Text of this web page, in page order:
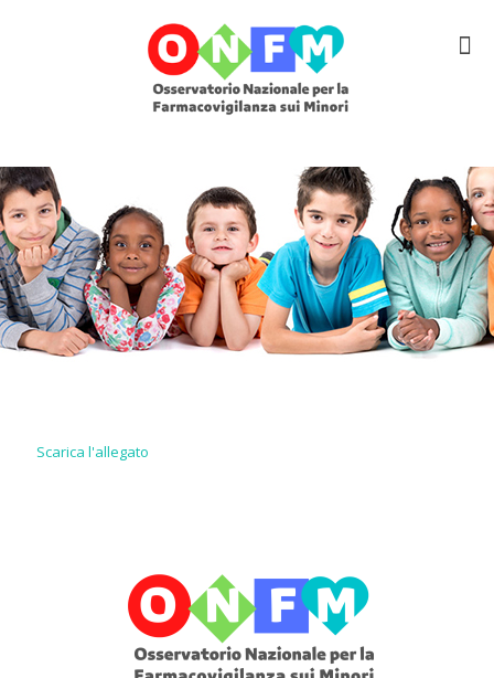
Scarica l'allegato